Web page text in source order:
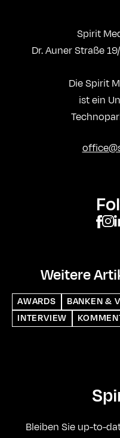
Spirit
Dr. Auner Straße
Die Spirit
ist ein
Weitere
AWARDS BANKEN &
INTERVIEW
Bleiben Sie up-to-